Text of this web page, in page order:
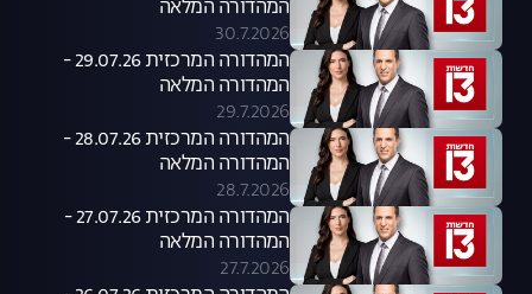
המהדורה המלאה
30.7.2026
המהדורה המרכזית 29.07.26 -
המהדורה המלאה
29.7.2026
המהדורה המרכזית 28.07.26 -
המהדורה המלאה
28.7.2026
המהדורה המרכזית 27.07.26 -
המהדורה המלאה
27.7.2026